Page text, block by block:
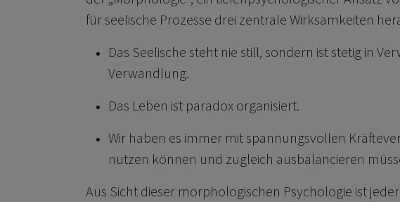
für seelische Prozesse drei zentrale Wirksamkeiten
Das Seelische steht nie still, sondern ist stetig in
Verwandlung.
Das Leben ist paradox organisiert.
Wir haben es immer mit spannungsvollen
nutzen können und zugleich ausbalancieren
Aus Sicht dieser morphologischen Psychologie ist